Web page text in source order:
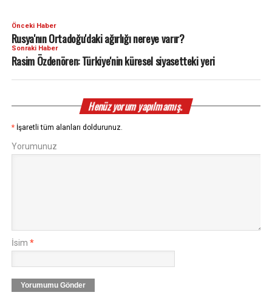
Önceki Haber
Rusya'nın Ortadoğu'daki ağırlığı nereye varır?
Sonraki Haber
Rasim Özdenören: Türkiye'nin küresel siyasetteki yeri
Henüz yorum yapılmamış.
* İşaretli tüm alanları doldurunuz.
Yorumunuz
İsim *
Yorumumu Gönder